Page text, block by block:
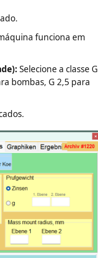
funciona em
Selecione a classe G
bombas, G 2,5 para